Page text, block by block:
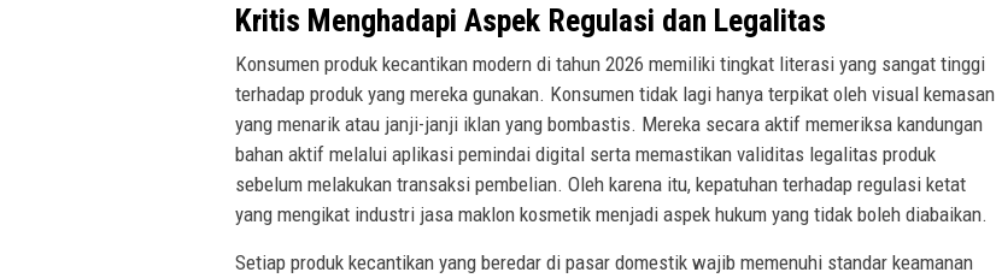
Kritis Menghadapi Aspek Regulasi dan Legalitas
Konsumen produk kecantikan modern di tahun 2026 memiliki tingkat literasi yang sangat tinggi
terhadap produk yang mereka gunakan. Konsumen tidak lagi hanya terpikat oleh visual kemasan
yang menarik atau janji-janji iklan yang bombastis. Mereka secara aktif memeriksa kandungan
bahan aktif melalui aplikasi pemindai digital serta memastikan validitas legalitas produk
sebelum melakukan transaksi pembelian. Oleh karena itu, kepatuhan terhadap regulasi ketat
yang mengikat industri jasa maklon kosmetik menjadi aspek hukum yang tidak boleh diabaikan.
Setiap produk kecantikan yang beredar di pasar domestik wajib memenuhi standar keamanan